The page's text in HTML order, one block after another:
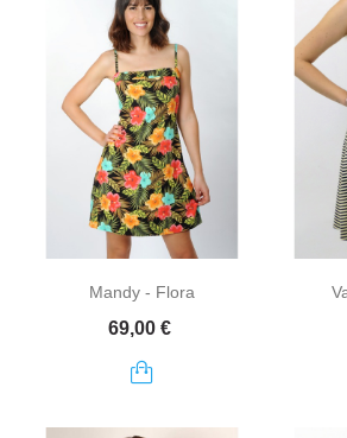
Mandy - Flora
Prix
69,00 €